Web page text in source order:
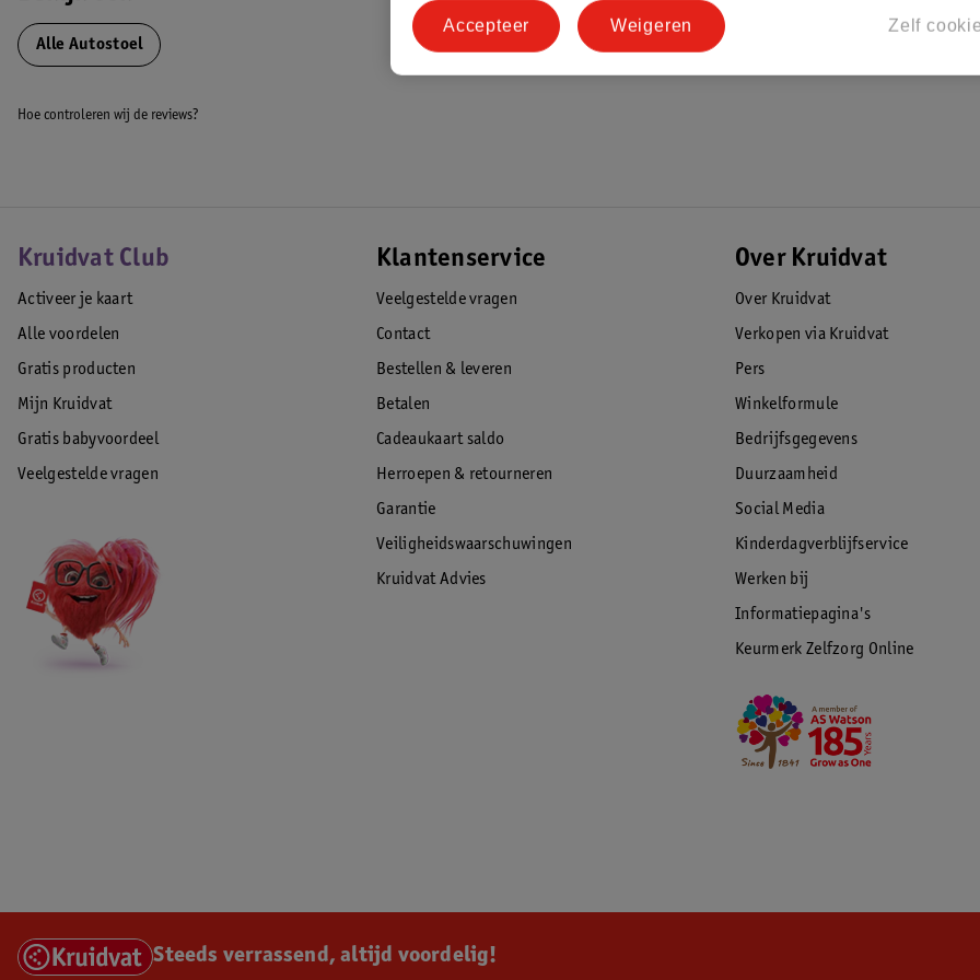
EAN code:3800931051235
Alle Autostoel
Hoe controleren wij de reviews?
Kruidvat Club
Activeer je kaart
Alle voordelen
Gratis producten
Mijn Kruidvat
Gratis babyvoordeel
Veelgestelde vragen
Klantenservice
Veelgestelde vragen
Contact
Bestellen & leveren
Betalen
Cadeaukaart saldo
Herroepen & retourneren
Garantie
Veiligheidswaarschuwingen
Kruidvat Advies
Over Kruidvat
Over Kruidvat
Verkopen via Kruidvat
Pers
Winkelformule
Bedrijfsgegevens
Duurzaamheid
Social Media
Kinderdagverblijfservice
Werken bij
Informatiepagina's
Keurmerk Zelfzorg Online
Steeds verrassend, altijd voordelig!
Zelf
Weigeren
Accepteer